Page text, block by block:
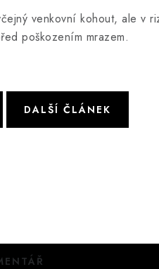
venkovní kohout, ale v
poškozením mrazem.
DALŠÍ ČLÁNEK